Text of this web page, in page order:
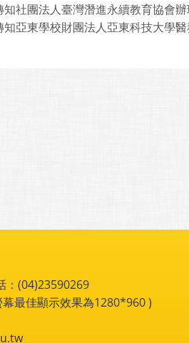
知社團法人臺灣潛進永續教育協會
知亞東學校財團法人亞東科技大學
：(04)23590269
最佳顯示效果為1280*960 )